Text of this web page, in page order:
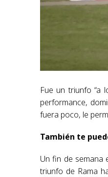
Fue un triunfo “a
performance,
fuera poco, le
También te
Un fin de semana
triunfo de Rama